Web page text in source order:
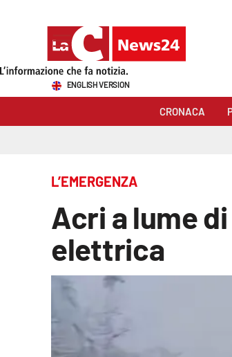
Sezioni
Economia e lavoro
Italia Mondo
ENGLISH VERSION
CRONACA
L’EMERGENZA
Acri a lume
elettrica